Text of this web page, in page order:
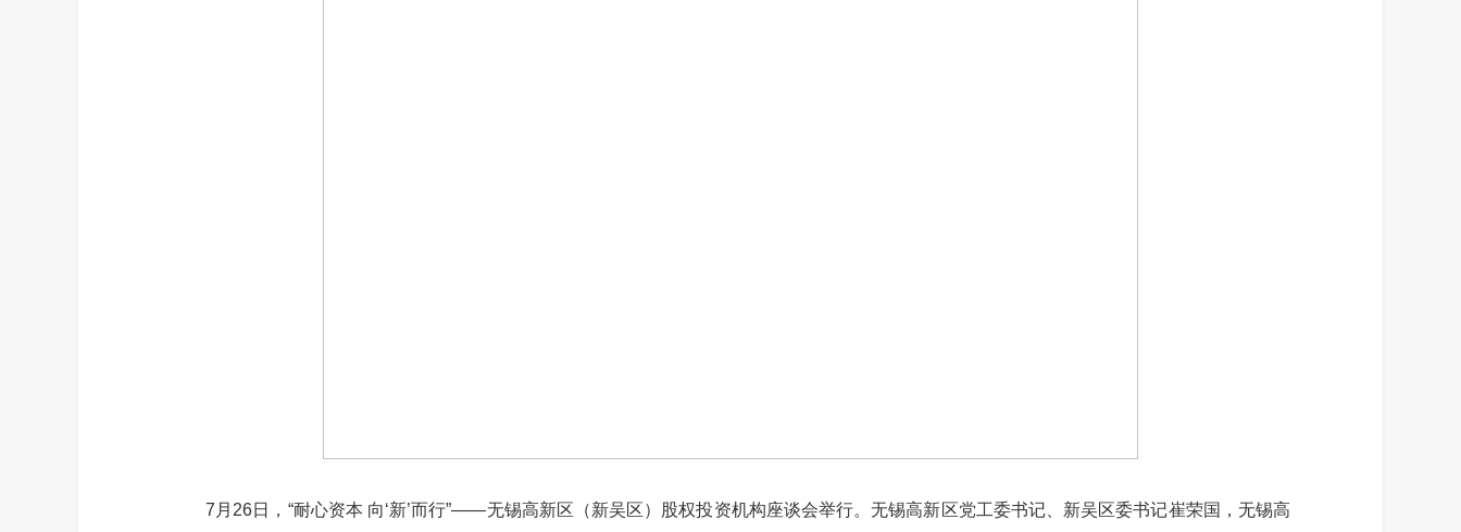
7月26日，“耐心资本 向‘新’而行”——无锡高新区（新吴区）股权投资机构座谈会举行。无锡高新区党工委书记、新吴区委书记崔荣国，无锡高